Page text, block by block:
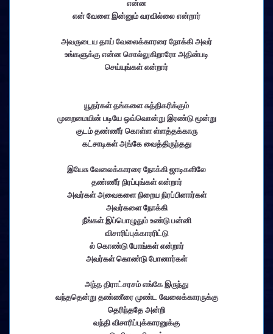
என்ன
என் வேளை இன்னும் வரவில்லை என்றார்
அவருடைய தாய் வேலைக்காரரை நோக்கி அவர்
உங்களுக்கு என்ன சொல்லுகிறாரோ அதின்படி
செய்யுங்கள் என்றார்
யூதர்கள் தங்களை சுத்திகரிக்கும்
முறைமையின் படியே ஒவ்வொன்று இரண்டு மூன்று
குடம் தண்ணீர் கொள்ள ள்ளத்தக்காரு
கட்சாடிகள் அங்கே வைத்திருந்தது
இயேசு வேலைக்காரரை நோக்கி ஜாடிகளிலே
தண்ணீர் நிரப்புங்கள் என்றார்
அவர்கள் அவைகளை நிறைய நிரப்பினார்கள்
அவர்களை நோக்கி
நீங்கள் இப்பொழுதும் உண்டு பன்னி
விசாரிப்புக்காரரிட்டு
ல் கொண்டு போங்கள் என்றார்
அவர்கள் கொண்டு போனார்கள்
அந்த திராட்சரசம் எங்கே இருந்து
வந்ததென்று தண்ணீரை முண்ட வேலைக்காரருக்கு
தெரிந்ததே அன்றி
வந்தி விசாரிப்புக்காரனுக்கு